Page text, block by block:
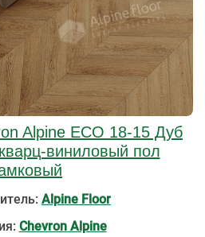
Alpine ECO 18-15 Дуб
виниловый пол
Alpine Floor
Chevron Alpine